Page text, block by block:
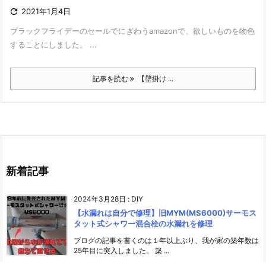
 2021年1月4日
ブラックフライデーのセールでにぎわうamazonで、欲しいものを物色
することにしました。 ...
記事を読む 【壁掛け ...
新着記事
2024年3月28日 : DIY
【水漏れは自分で修理】旧MYM(MS6000)サーモス
タット式シャワー混合栓の水漏れを修理
ブログの記事を書くのは１年以上ぶり、我が家の築年数は
25年目に突入しました。 築 ...